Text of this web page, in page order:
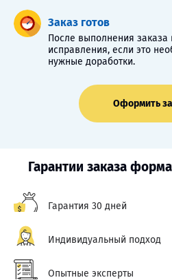
Заказ готов
После выполнения заказа
исправления, если это
нужные доработки.
Оформить
Гарантии заказа
Гарантия 30 дней
Индивидуальный подход
Опытные эксперты